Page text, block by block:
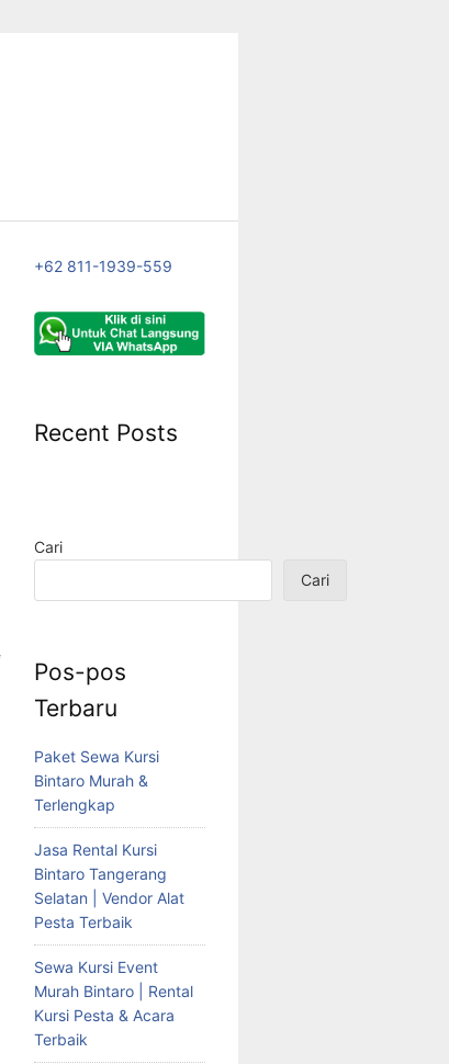
+62 811-1939-559
Recent Posts
Cari
Cari
Pos-pos
Terbaru
Paket Sewa Kursi
Bintaro Murah &
Terlengkap
Jasa Rental Kursi
Bintaro Tangerang
Selatan | Vendor Alat
Pesta Terbaik
Sewa Kursi Event
Murah Bintaro | Rental
Kursi Pesta & Acara
Terbaik